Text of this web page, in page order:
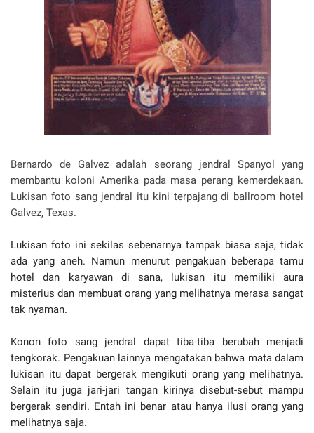
Bernardo de Galvez adalah seorang jendral Spanyol yang
membantu koloni Amerika pada masa perang kemerdekaan.
Lukisan foto sang jendral itu kini terpajang di ballroom hotel
Galvez, Texas.
Lukisan foto ini sekilas sebenarnya tampak biasa saja, tidak
ada yang aneh. Namun menurut pengakuan beberapa tamu
hotel dan karyawan di sana, lukisan itu memiliki aura
misterius dan membuat orang yang melihatnya merasa sangat
tak nyaman.
Konon foto sang jendral dapat tiba-tiba berubah menjadi
tengkorak. Pengakuan lainnya mengatakan bahwa mata dalam
lukisan itu dapat bergerak mengikuti orang yang melihatnya.
Selain itu juga jari-jari tangan kirinya disebut-sebut mampu
bergerak sendiri. Entah ini benar atau hanya ilusi orang yang
melihatnya saja.